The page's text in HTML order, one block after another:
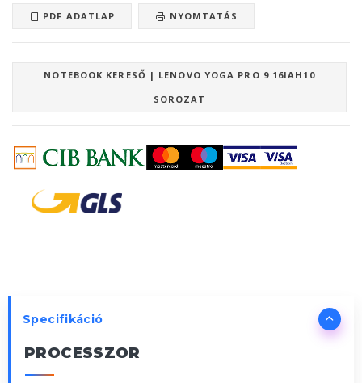
PDF ADATLAP NYOMTATÁS
NOTEBOOK KERESŐ | LENOVO YOGA PRO 9 16IAH10
SOROZAT
Specifikáció
PROCESSZOR